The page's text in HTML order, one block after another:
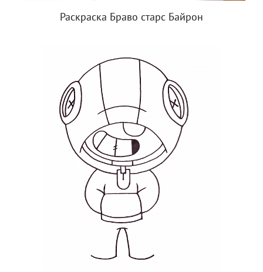
Раскраска Браво старс Байрон